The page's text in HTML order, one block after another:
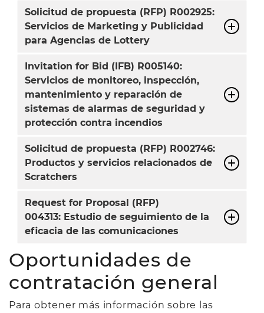
Solicitud de propuesta (RFP) R002925:
Servicios de Marketing y Publicidad
para Agencias de Lottery
Invitation for Bid (IFB) R005140:
Servicios de monitoreo, inspección,
mantenimiento y reparación de
sistemas de alarmas de seguridad y
protección contra incendios
Solicitud de propuesta (RFP) R002746:
Productos y servicios relacionados de
Scratchers
Request for Proposal (RFP)
004313: Estudio de seguimiento de la
eficacia de las comunicaciones
Oportunidades de
contratación general
Para obtener más información sobre las